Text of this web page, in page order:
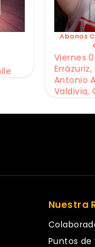
Abonos
Viernes
Antonio
Valdivia,
Nuestra
Puntos de